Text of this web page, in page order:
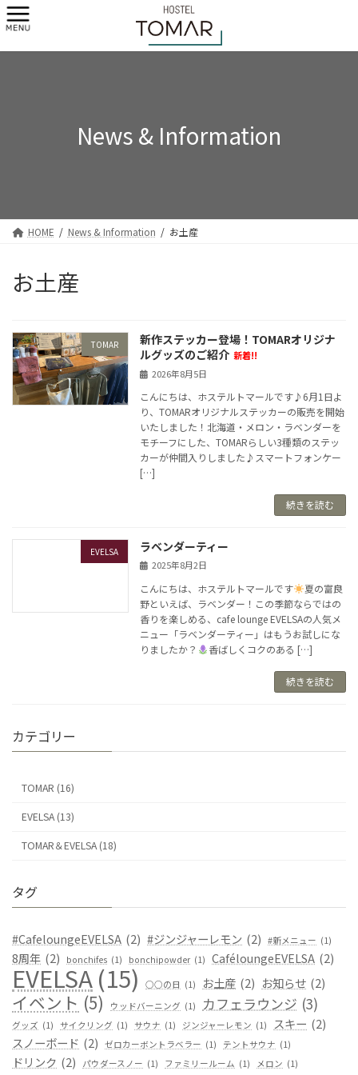
コ
ン
ン
ナ
ビ
ー
News & Information
HOME News & Information お土産
お土産
TOMAR
新作ステッカー登場！TOMARオリジナ
ルグッズのご紹介 新着!!
2026年8月5日
こんにちは、ホステルトマールです♪6月1日よ
り、TOMARオリジナルステッカーの販売を開始
いたしました！北海道・メロン・ラベンダーを
モチーフにした、TOMARらしい3種類のステッ
カーが仲間入りしました♪スマートフォンケー
[…]
続きを読む
EVELSA ラベンダーティー
2025年8月2日
こんにちは、ホステルトマールです
夏の富良
野といえば、ラベンダー！この季節ならではの
香りを楽しめる、cafe lounge EVELSAの人気メ
ニュー「ラベンダーティー」はもうお試しにな
りましたか？
香ばしくコクのある […]
続きを読む
カテゴリー
TOMAR (16)
EVELSA (13)
TOMAR＆EVELSA (18)
タグ
#CafeloungeEVELSA (2) #ジンジャーレモン (2) #新メニュー (1)
8周年 (2) bonchifes (1) bonchipowder (1) CaféloungeEVELSA (2)
EVELSA(15) ○○の日 (1) お土産 (2) お知らせ (2)
イベント (5) ウッドバーニング (1) カフェラウンジ (3)
グッズ (1) サイクリング (1) サウナ (1) ジンジャーレモン (1) スキー (2)
スノーボード (2) ゼロカーボントラベラー (1) テントサウナ (1)
ドリンク (2) パウダースノー (1) ファミリールーム (1) メロン (1)